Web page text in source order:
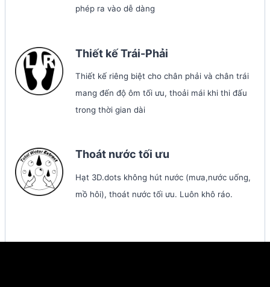
phép ra vào dễ dàng
Thiết kế Trái-Phải
Thiết kế riêng biệt cho chân phải và chân trái
mang đến độ ôm tối ưu, thoải mái khi thi đấu
trong thời gian dài
Thoát nước tối ưu
Hạt 3D.dots không hút nước (mưa,nước uống,
mồ hôi), thoát nước tối ưu. Luôn khô ráo.